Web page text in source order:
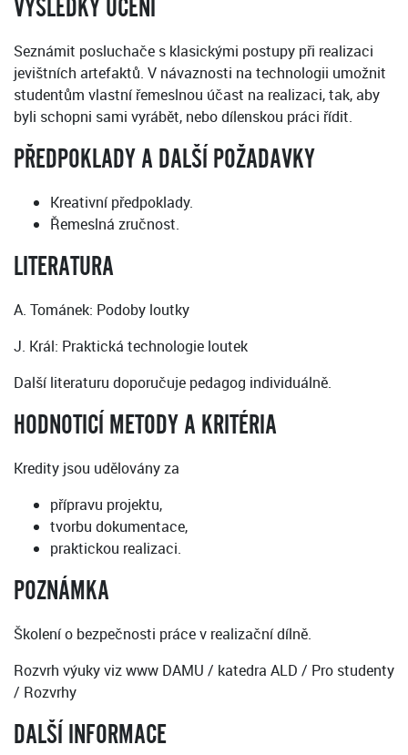
VÝSLEDKY UČENÍ
Seznámit posluchače s klasickými postupy při realizaci
jevištních artefaktů. V návaznosti na technologii umožnit
studentům vlastní řemeslnou účast na realizaci, tak, aby
byli schopni sami vyrábět, nebo dílenskou práci řídit.
PŘEDPOKLADY A DALŠÍ POŽADAVKY
Kreativní předpoklady.
Řemeslná zručnost.
LITERATURA
A. Tománek: Podoby loutky
J. Král: Praktická technologie loutek
Další literaturu doporučuje pedagog individuálně.
HODNOTICÍ METODY A KRITÉRIA
Kredity jsou udělovány za
přípravu projektu,
tvorbu dokumentace,
praktickou realizaci.
POZNÁMKA
Školení o bezpečnosti práce v realizační dílně.
Rozvrh výuky viz www DAMU / katedra ALD / Pro studenty
/ Rozvrhy
DALŠÍ INFORMACE